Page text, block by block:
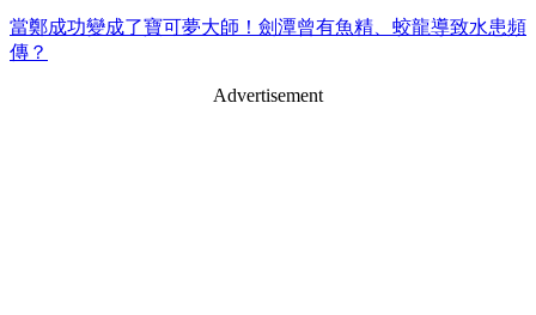
當鄭成功變成了寶可夢大師！劍潭曾有魚精、蛟龍導致水患頻
傳？
Advertisement